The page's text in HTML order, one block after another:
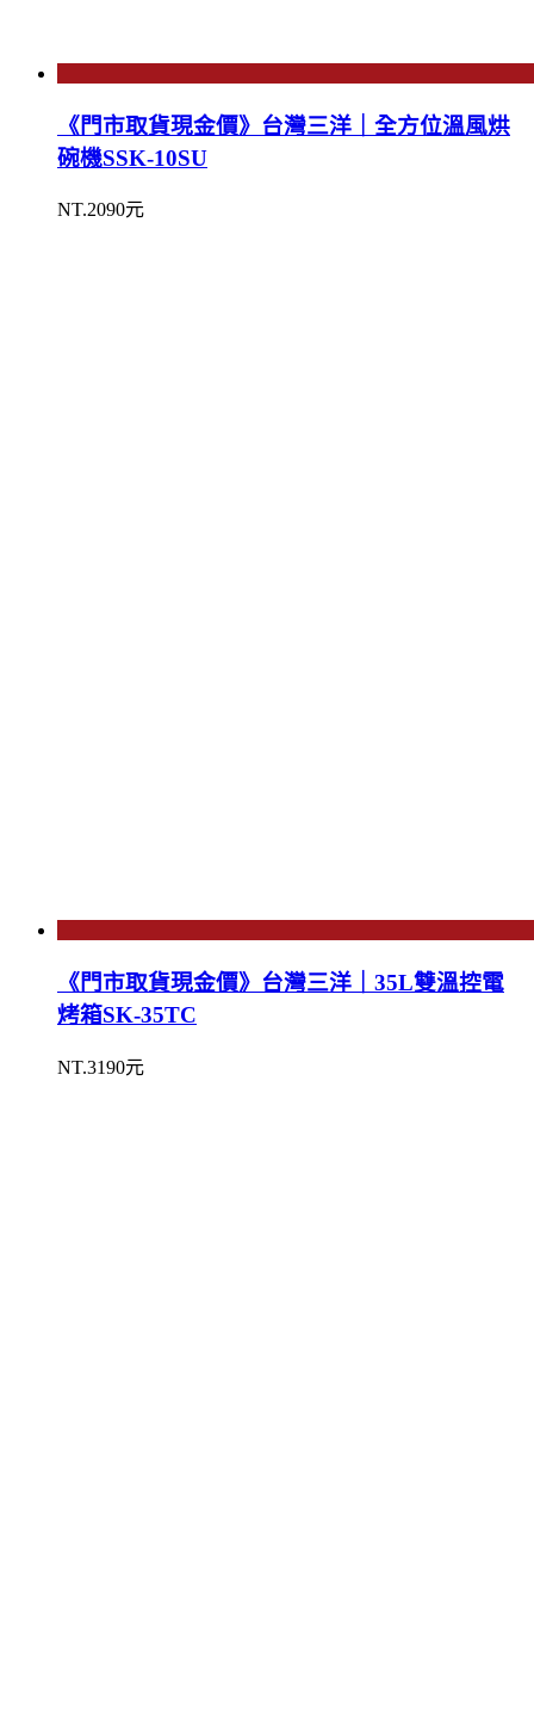
《門市取貨現金價》台灣三洋｜全方位溫風烘
碗機SSK-10SU
NT.2090元
《門市取貨現金價》台灣三洋｜35L雙溫控電
烤箱SK-35TC
NT.3190元